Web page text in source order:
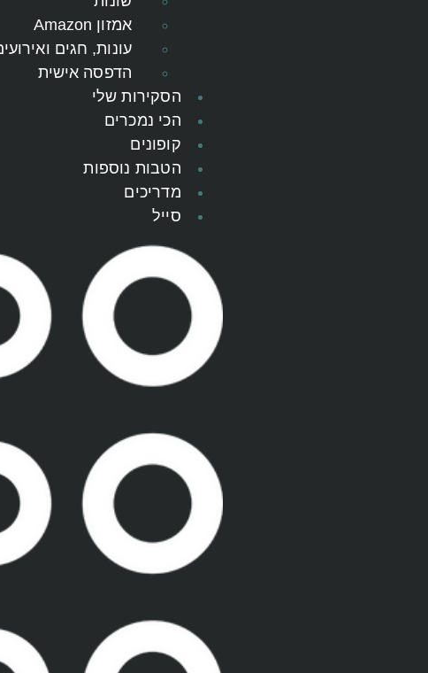
אמזון Amazon
עונות, חגים
הדפסה אישית
הסקירות שלי
הכי נמכרים
קופונים
הטבות נוספות
מדריכים
סייל